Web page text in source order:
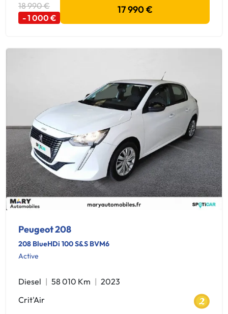
18 990 €
- 1 000 €
17 990 €
Peugeot 208
208 BlueHDi 100 S&S BVM6
Active
Diesel 58 010 Km
2023
Crit'Air